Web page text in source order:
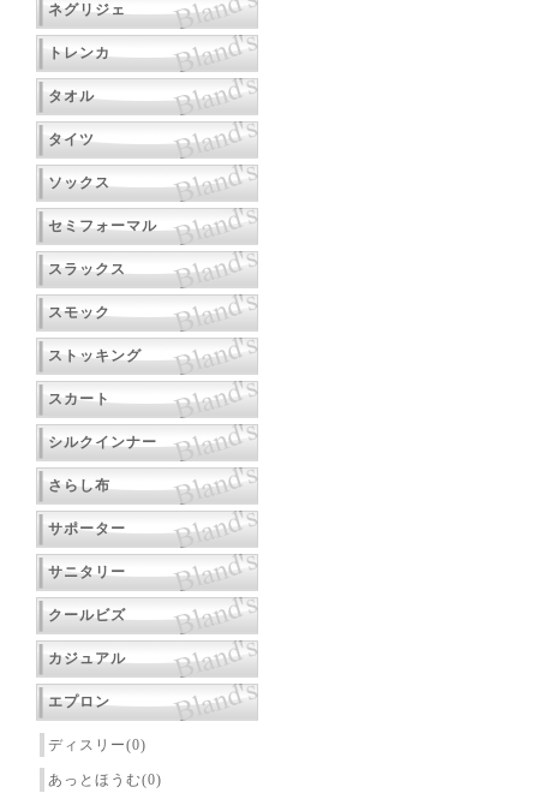
ネグリジェ
トレンカ
タオル
タイツ
ソックス
セミフォーマル
スラックス
スモック
ストッキング
スカート
シルクインナー
さらし布
サポーター
サニタリー
クールビズ
カジュアル
エプロン
ディスリー(0)
あっとほうむ(0)